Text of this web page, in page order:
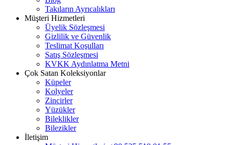
Takıların Ayrıcalıkları
Müşteri Hizmetleri
Üyelik Sözleşmesi
Gizlilik ve Güvenlik
Teslimat Koşulları
Satış Sözleşmesi
KVKK Aydınlatma Metni
Çok Satan Koleksiyonlar
Küpeler
Kolyeler
Zincirler
Yüzükler
Bileklikler
Bilezikler
İletişim